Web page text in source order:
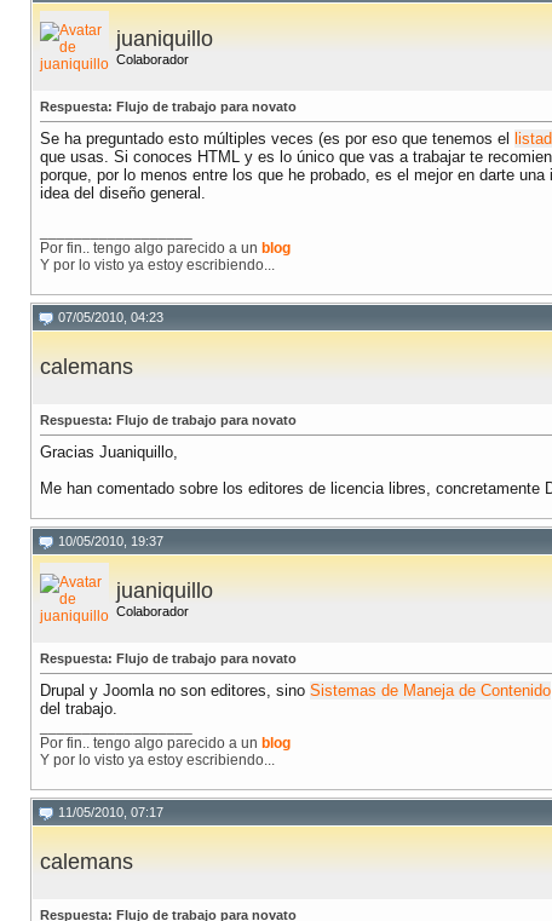
juaniquillo
Colaborador
Respuesta: Flujo de trabajo para novato
Se ha preguntado esto múltiples veces (es por eso que tenemos el
que usas. Si conoces HTML y es lo único que vas a trabajar te
porque, por lo menos entre los que he probado, es el mejor en darte
idea del diseño general.
Por fin.. tengo algo parecido a un blog
Y por lo visto ya estoy escribiendo...
07/05/2010, 04:23
calemans
Respuesta: Flujo de trabajo para novato
Gracias Juaniquillo,
Me han comentado sobre los editores de licencia libres,
10/05/2010, 19:37
juaniquillo
Colaborador
Respuesta: Flujo de trabajo para novato
Drupal y Joomla no son editores, sino Sistemas de Maneja de Contenido
del trabajo.
Por fin.. tengo algo parecido a un blog
Y por lo visto ya estoy escribiendo...
11/05/2010, 07:17
calemans
Respuesta: Flujo de trabajo para novato